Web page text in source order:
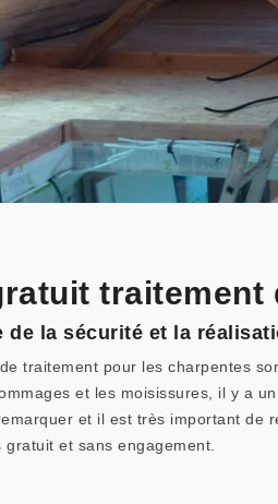
traitement
de la sécurité et la
traitement pour les charpentes
et les moisissures, il y a
et il est très important de
et sans engagement.